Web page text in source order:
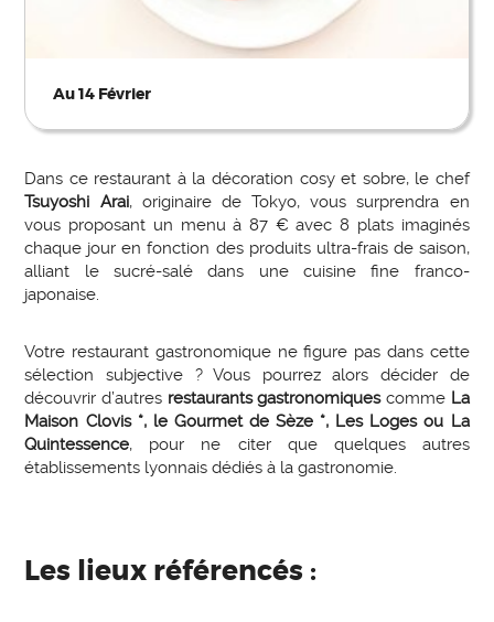
Au 14 Février
Dans ce restaurant à la décoration cosy et sobre, le chef
Tsuyoshi Arai, originaire de Tokyo, vous surprendra en
vous proposant un menu à 87 € avec 8 plats imaginés
chaque jour en fonction des produits ultra-frais de saison,
alliant le sucré-salé dans une cuisine fine franco-
japonaise.
Votre restaurant gastronomique ne figure pas dans cette
sélection subjective ? Vous pourrez alors décider de
découvrir d’autres restaurants gastronomiquescomme La
Maison Clovis *, le Gourmet de Sèze *, Les Loges ou La
Quintessence, pour ne citer que quelques autres
établissements lyonnais dédiés à la gastronomie.
Les lieux référencés :